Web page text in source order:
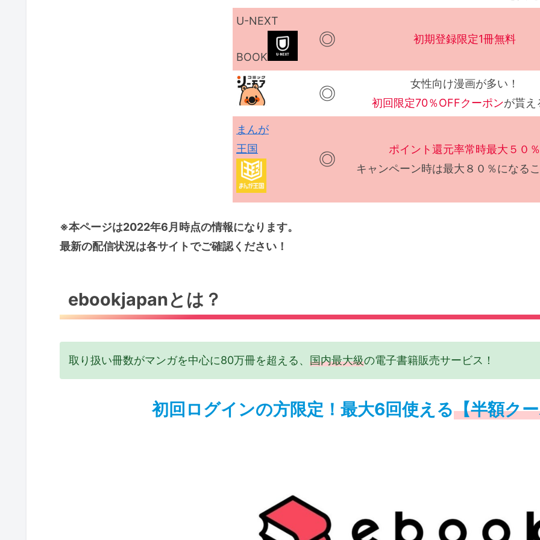
U-NEXT
BOOK
◎ 初期登録限定1冊無料
◎
女性向け漫画が多い！
初回限定70％OFFクーポンが貰え
まんが
王国
◎
ポイント還元率常時最大５０％
キャンペーン時は最大８０％になるこ
※本ページは2022年6月時点の情報になります。
最新の配信状況は各サイトでご確認ください！
ebookjapanとは？
取り扱い冊数がマンガを中心に80万冊を超える、 国内最大級の電子書籍販売サービス！
初回ログインの方限定！最大6回使える【半額ク